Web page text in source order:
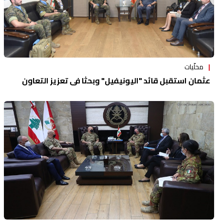
محلّيات
عثمان استقبل قائد "اليونيفيل" وبحثا في تعزيز التعاون